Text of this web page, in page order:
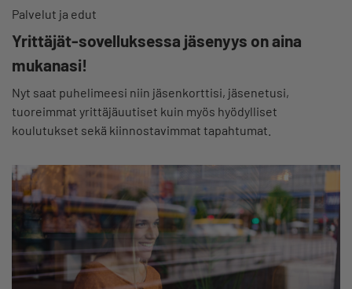
Palvelut ja edut
Yrittäjät-sovelluksessa jäsenyys on aina
mukanasi!
Nyt saat puhelimeesi niin jäsenkorttisi, jäsenetusi,
tuoreimmat yrittäjäuutiset kuin myös hyödylliset
koulutukset sekä kiinnostavimmat tapahtumat.